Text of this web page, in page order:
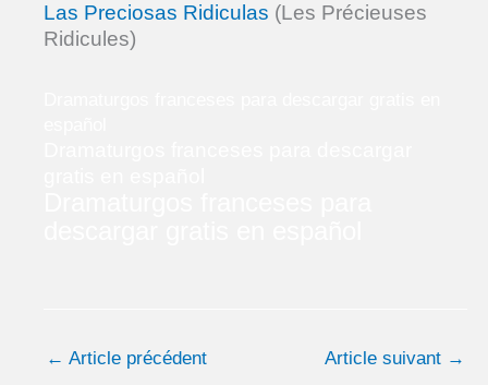
Las Preciosas Ridiculas (Les Précieuses
Ridicules)
← Article précédent Article suivant →